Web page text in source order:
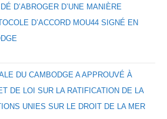
D’ABROGER D’UNE MANIÈRE
D’ACCORD MOU44 SIGNÉ EN
DU CAMBODGE A APPROUVÉ À
DE LOI SUR LA RATIFICATION DE LA
UNIES SUR LE DROIT DE LA MER